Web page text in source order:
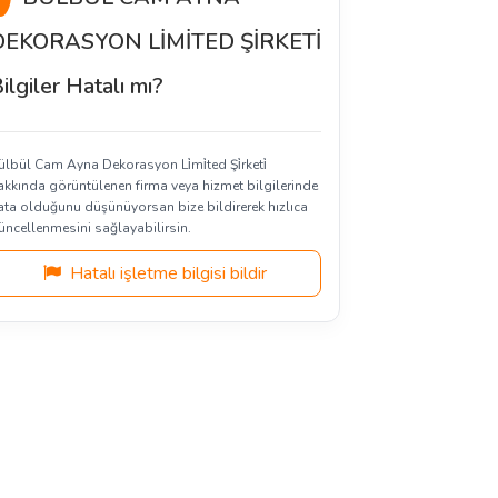
LİMİTED ŞİRKETİ
Hatalı mı?
Cam Ayna Dekorasyon Li̇mi̇ted Şi̇rketi̇
görüntülenen firma veya hizmet bilgilerinde
olduğunu düşünüyorsan bize bildirerek hızlıca
sağlayabilirsin.
Hatalı işletme bilgisi bildir